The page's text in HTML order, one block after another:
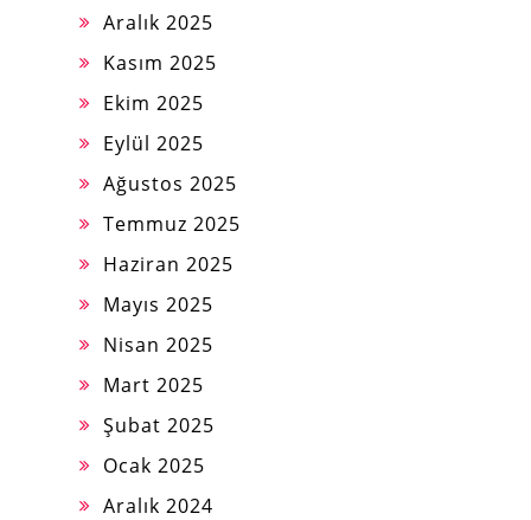
Aralık 2025
Kasım 2025
Ekim 2025
Eylül 2025
Ağustos 2025
Temmuz 2025
Haziran 2025
Mayıs 2025
Nisan 2025
Mart 2025
Şubat 2025
Ocak 2025
Aralık 2024